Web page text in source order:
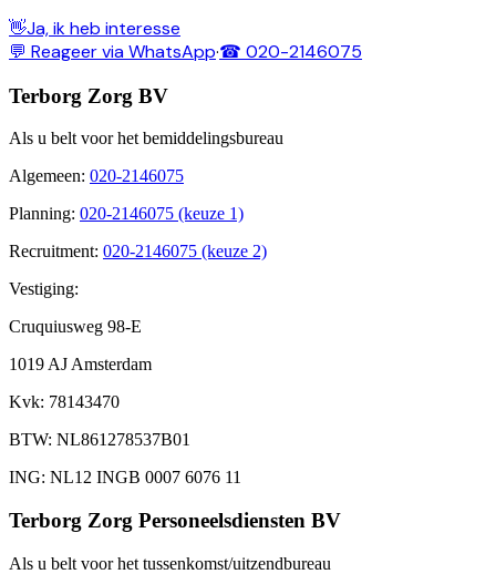
👋Ja, ik heb interesse
💬 Reageer via WhatsApp·☎ 020-2146075
Terborg Zorg BV
Als u belt voor het bemiddelingsbureau
Algemeen: 020-2146075
Planning: 020-2146075 (keuze 1)
Recruitment: 020-2146075 (keuze 2)
Vestiging:
Cruquiusweg 98-E
1019 AJ Amsterdam
Kvk: 78143470
BTW: NL861278537B01
ING: NL12 INGB 0007 6076 11
Terborg Zorg Personeelsdiensten BV
Als u belt voor het tussenkomst/uitzendbureau